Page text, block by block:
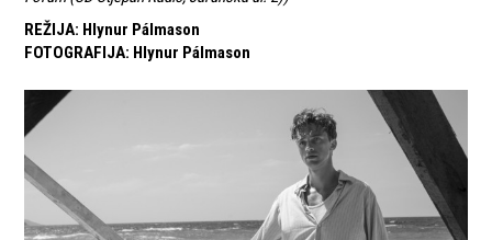
REŽIJA: Hlynur Pálmason
FOTOGRAFIJA: Hlynur Pálmason